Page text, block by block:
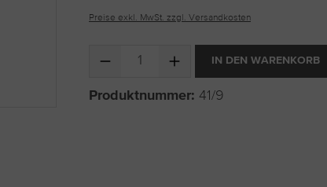
Preise exkl. MwSt. zzgl. Versandkosten
Produkt Anzahl: Gib den gewünschten Wert
IN DEN WARENKORB
Produktnummer: 41/9